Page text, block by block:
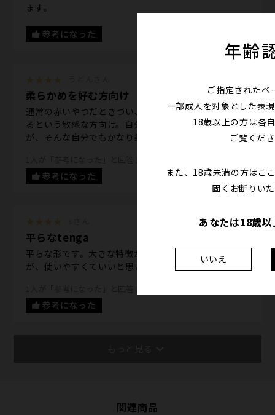
ます。
参考になった
柔らかめを好む方向け
通常の赤いやつだときつい、かたい、時折痛さを感じ
るという敏感な方向け。自分はそのタイプなのです
が、そんな自分でもかなり柔らかく感じました。
参考になった
平らなtenga
平らな形です。大きな特徴があるわけではないです
が、使いやすくていいと思います。
参考になった
関連商品
年齢
ご指定されたペ
一部成人を対象とした表
18歳以上の方は各
ご覧くだ
また、18歳未満の方はこ
固くお断りい
あなたは18歳
いいえ